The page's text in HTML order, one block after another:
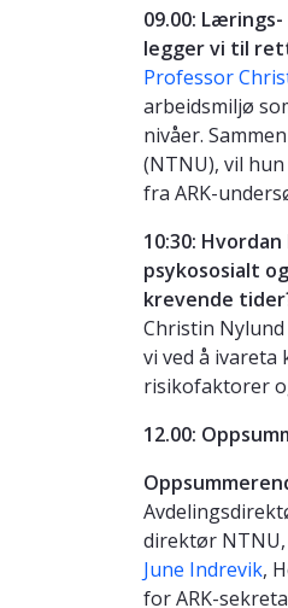
09.00: Lærings-
legger vi til
Professor
arbeidsmiljø
nivåer.
(NTNU), vil
fra ARK-
10:30:
psykososialt
krevende
Christin
vi ved å
risikofaktorer
12.00:
direktør NTNU,
June Indrevik,
for ARK-